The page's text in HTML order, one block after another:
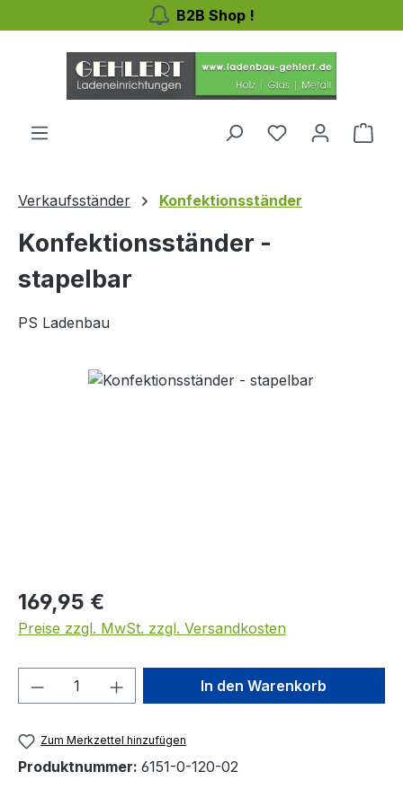
Zum Hauptinhalt springenB2B Shop !
Du hast 0
Verkaufsständer Konfektionsständer
Konfektionsständer -
stapelbar
PS Ladenbau
Bildergalerie überspringen
Regulärer Preis:
169,95 €
Preise zzgl. MwSt. zzgl. Versandkosten
Produkt Anzahl: Gib denIn den Warenkorb
Zum Merkzettel hinzufügen
Produktnummer: 6151-0-120-02